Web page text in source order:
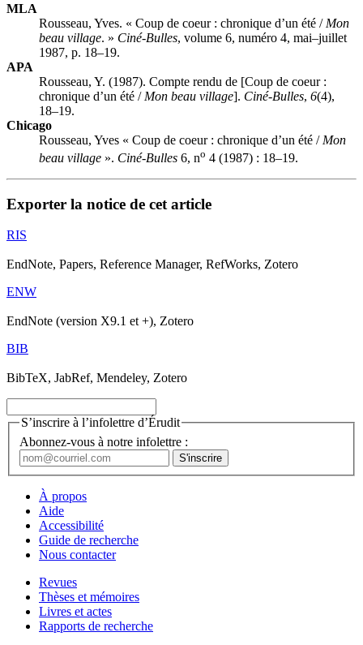
MLA
Rousseau, Yves. « Coup de coeur : chronique d’un été / Mon
beau village. » Ciné-Bulles, volume 6, numéro 4, mai–juillet
1987, p. 18–19.
APA
Rousseau, Y. (1987). Compte rendu de [Coup de coeur :
chronique d’un été / Mon beau village]. Ciné-Bulles, 6(4),
18–19.
Chicago
Rousseau, Yves « Coup de coeur : chronique d’un été / Mon
beau village ». Ciné-Bulles 6, no 4 (1987) : 18–19.
Exporter la notice de cet article
RIS
EndNote, Papers, Reference Manager, RefWorks, Zotero
ENW
EndNote (version X9.1 et +), Zotero
BIB
BibTeX, JabRef, Mendeley, Zotero
S’inscrire à l’infolettre d’Érudit
Abonnez-vous à notre infolettre :
À propos
Aide
Accessibilité
Guide de recherche
Nous contacter
Revues
Thèses et mémoires
Livres et actes
Rapports de recherche